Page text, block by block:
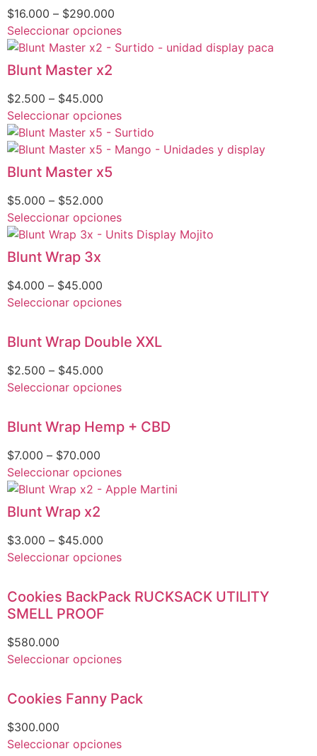
$16.000 – $290.000
Seleccionar opciones
Blunt Master x2
$2.500 – $45.000
Seleccionar opciones
Blunt Master x5
$5.000 – $52.000
Seleccionar opciones
Blunt Wrap 3x
$4.000 – $45.000
Seleccionar opciones
Blunt Wrap Double XXL
$2.500 – $45.000
Seleccionar opciones
Blunt Wrap Hemp + CBD
$7.000 – $70.000
Seleccionar opciones
Blunt Wrap x2
$3.000 – $45.000
Seleccionar opciones
Cookies BackPack RUCKSACK UTILITY
SMELL PROOF
$580.000
Seleccionar opciones
Cookies Fanny Pack
$300.000
Seleccionar opciones